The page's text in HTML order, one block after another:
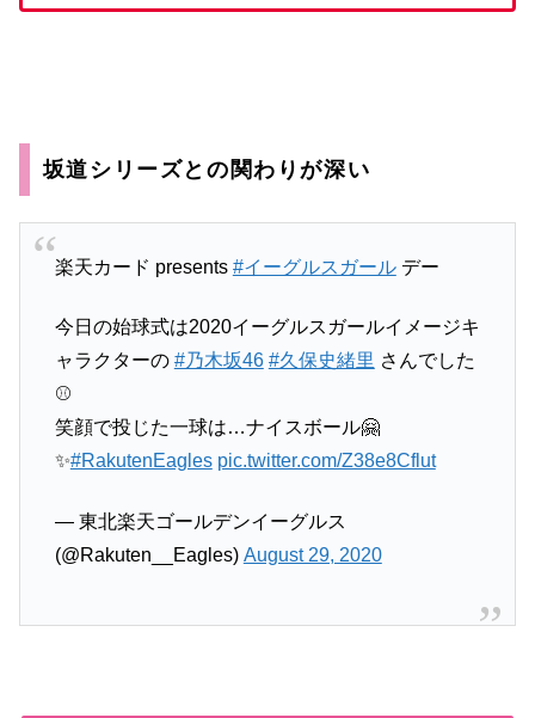
坂道シリーズとの関わりが深い
楽天カード presents #イーグルスガールデー
今日の始球式は2020イーグルスガールイメージキ
ャラクターの #乃木坂46 #久保史緒里 さんでした
⚾️
笑顔で投じた一球は…ナイスボール🤗
✨#RakutenEagles pic.twitter.com/Z38e8Cflut
— 東北楽天ゴールデンイーグルス
(@Rakuten__Eagles) August 29, 2020